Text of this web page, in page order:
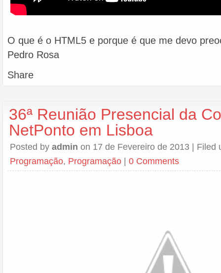
O que é o HTML5 e porque é que me devo
Pedro Rosa
Share
36ª Reunião Presencial da
NetPonto em Lisboa
Posted by admin on 17 de Fevereiro de 2013 | Filed
Programação, Programação | 0 Comments